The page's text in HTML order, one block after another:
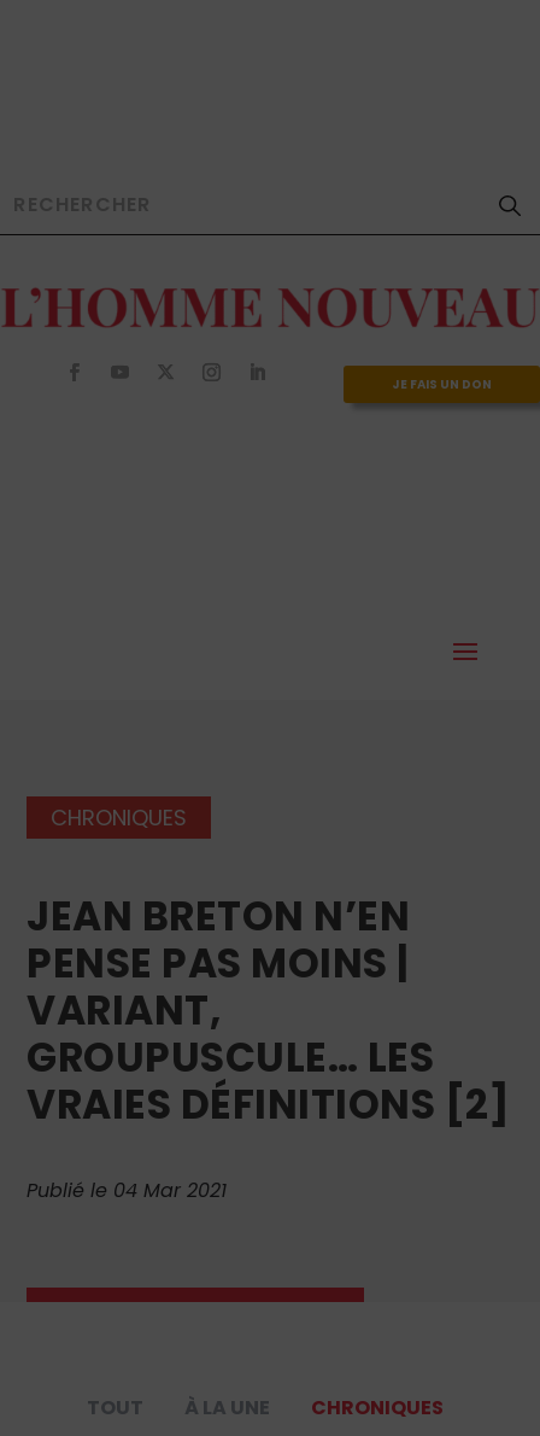
JE FAIS UN DON
CHRONIQUES
JEAN BRETON N’EN
PENSE PAS MOINS |
VARIANT,
GROUPUSCULE… LES
VRAIES DÉFINITIONS [2]
Publié le 04 Mar 2021
TOUT À LA UNE
CHRONIQUES